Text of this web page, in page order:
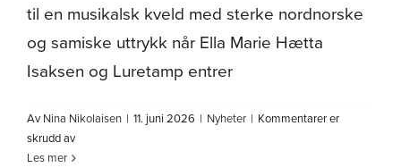
til en musikalsk kveld med sterke nordnorske
og samiske uttrykk når Ella Marie Hætta
Isaksen og Luretamp entrer
AvNina Nikolaisen | 11. juni 2026 | Nyheter | Kommentarer er
skrudd avfor
Artistene
Les mer